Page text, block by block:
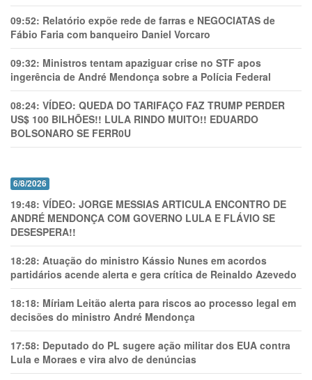
09:52: Relatório expõe rede de farras e NEGOCIATAS de
Fábio Faria com banqueiro Daniel Vorcaro
09:32: Ministros tentam apaziguar crise no STF apos
ingerência de André Mendonça sobre a Polícia Federal
08:24: VÍDEO: QUEDA DO TARIFAÇO FAZ TRUMP PERDER
US$ 100 BILHÕES!! LULA RINDO MUITO!! EDUARDO
BOLSONARO SE FERR0U
6/8/2026
19:48: VÍDEO: JORGE MESSIAS ARTICULA ENCONTRO DE
ANDRÉ MENDONÇA COM GOVERNO LULA E FLÁVIO SE
DESESPERA!!
18:28: Atuação do ministro Kássio Nunes em acordos
partidários acende alerta e gera crítica de Reinaldo Azevedo
18:18: Míriam Leitão alerta para riscos ao processo legal em
decisões do ministro André Mendonça
17:58: Deputado do PL sugere ação militar dos EUA contra
Lula e Moraes e vira alvo de denúncias